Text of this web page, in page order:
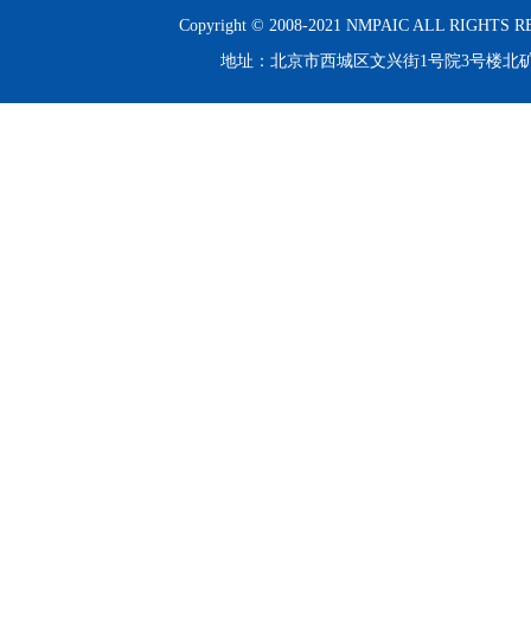
Copyright © 2008-2021 NMPAIC ALL RIGHTS
地址：北京市西城区文兴街1号院3号楼